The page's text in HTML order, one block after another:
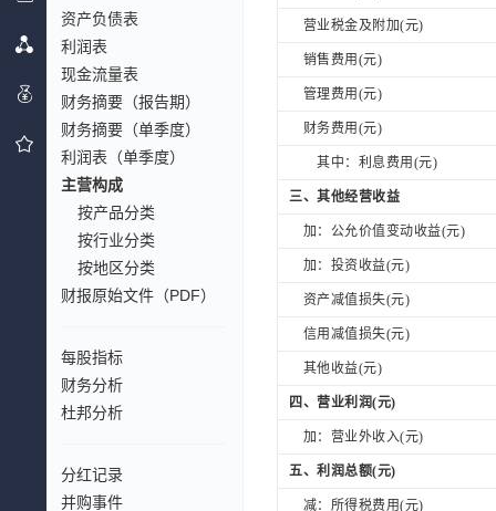
资产负债表
利润表
现金流量表
财务摘要（报告期）
财务摘要（单季度）
利润表（单季度）
主营构成
按产品分类
按行业分类
按地区分类
财报原始文件（PDF）
每股指标
财务分析
杜邦分析
分红记录
并购事件
营业税金及附加(元)
销售费用(元)
管理费用(元)
财务费用(元)
其中：利息费用(元)
三、其他经营收益
加：公允价值变动收益(元)
加：投资收益(元)
资产减值损失(元)
信用减值损失(元)
其他收益(元)
四、营业利润(元)
加：营业外收入(元)
五、利润总额(元)
减：所得税费用(元)